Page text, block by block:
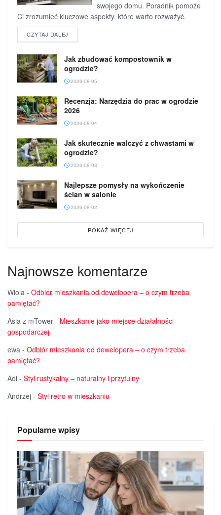
swojego domu. Poradnik pomoże
Ci zrozumieć kluczowe aspekty, które warto rozważyć.
CZYTAJ DALEJ
Jak zbudować kompostownik w
ogrodzie?
2026-08-05
Recenzja: Narzędzia do prac w ogrodzie
2026
2026-08-04
Jak skutecznie walczyć z chwastami w
ogrodzie?
2026-08-03
Najlepsze pomysły na wykończenie
ścian w salonie
2026-08-02
POKAŻ WIĘCEJ
Najnowsze komentarze
Wiola - Odbiór mieszkania od dewelopera – o czym trzeba
pamiętać?
Asia z mTower - Mieszkanie jako miejsce działalności
gospodarczej
ewa - Odbiór mieszkania od dewelopera – o czym trzeba
pamiętać?
Adi - Styl rustykalny – naturalny i przytulny
Andrzej - Styl retro w mieszkaniu
Popularne wpisy